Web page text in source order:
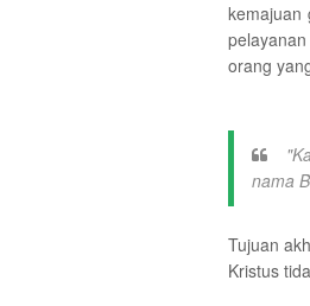
kemajuan
orang
nama
Tujuan
Kristus